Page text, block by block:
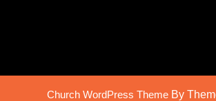
Church WordPress ThemeBy